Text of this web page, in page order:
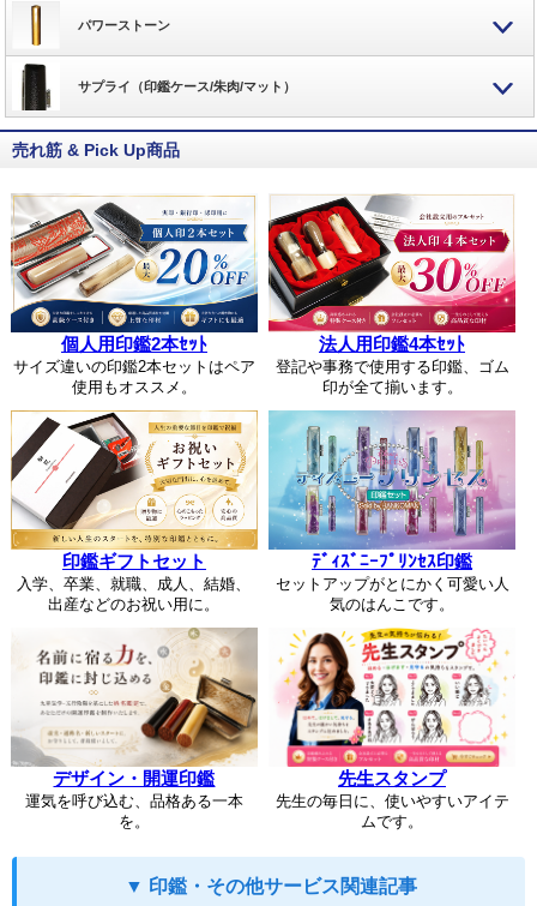
パワーストーン
サプライ（印鑑ケース/朱肉/マット）
売れ筋 & Pick Up商品
個人用印鑑2本ｾｯﾄ
サイズ違いの印鑑2本セットはペア
使用もオススメ。
法人用印鑑4本ｾｯﾄ
登記や事務で使用する印鑑、ゴム
印が全て揃います。
印鑑ギフトセット
入学、卒業、就職、成人、結婚、
出産などのお祝い用に。
ﾃﾞｨｽﾞﾆｰﾌﾟﾘﾝｾｽ印鑑
セットアップがとにかく可愛い人
気のはんこです。
デザイン・開運印鑑
運気を呼び込む、品格ある一本
を。
先生スタンプ
先生の毎日に、使いやすいアイテ
ムです。
▼ 印鑑・その他サービス関連記事